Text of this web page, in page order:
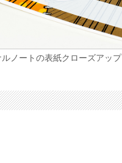
ノートの表紙クローズアップ